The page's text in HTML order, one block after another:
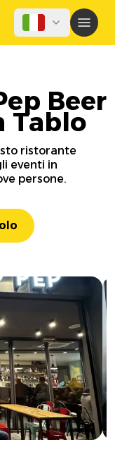
Beer
Tablo
ristorante
eventi in
persone.